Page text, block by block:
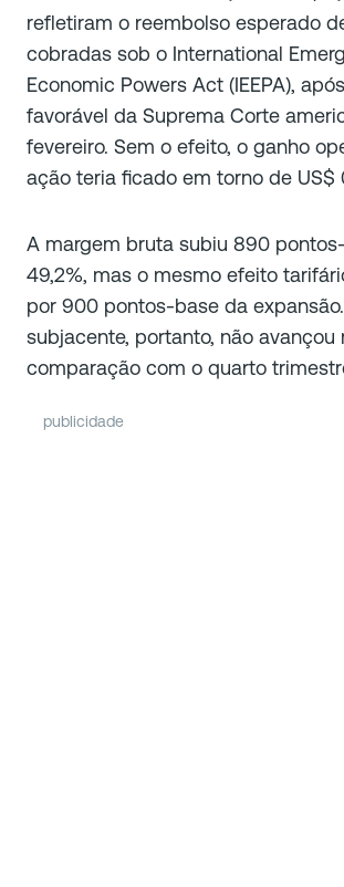
refletiram o reembolso esperado
cobradas sob o International
Economic Powers Act (IEEPA),
favorável da Suprema Corte
fevereiro. Sem o efeito, o ganho
ação teria ficado em torno de US$
A margem bruta subiu 890
49,2%, mas o mesmo efeito
por 900 pontos-base da
subjacente, portanto, não avançou
comparação com o quarto
publicidade